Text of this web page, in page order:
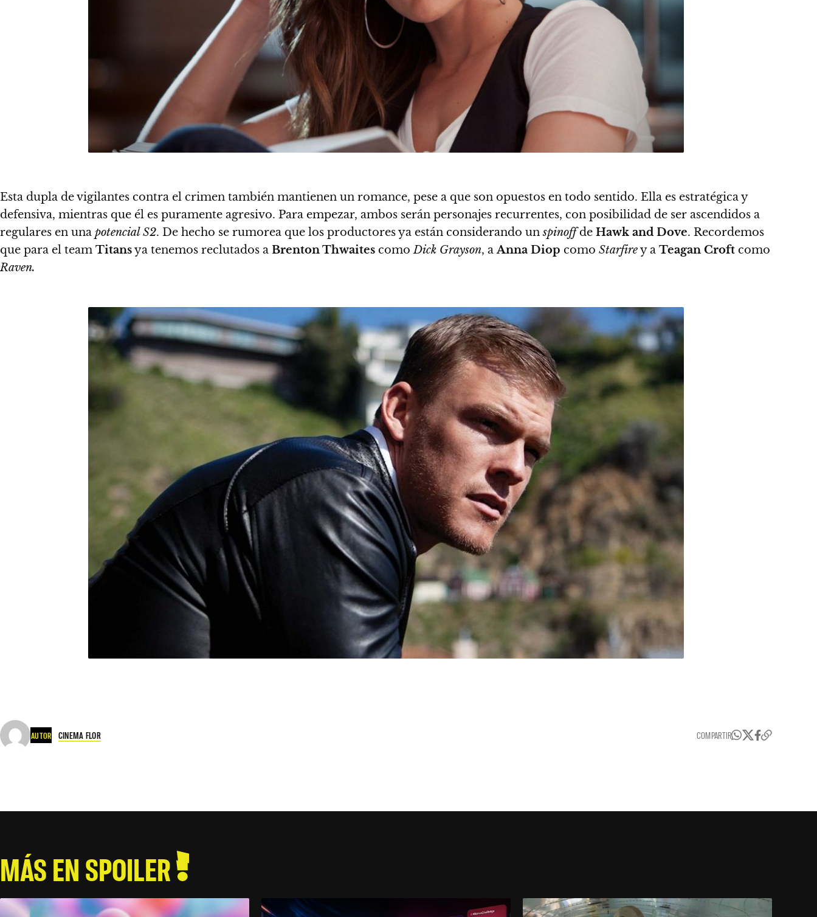
Esta dupla de vigilantes contra el crimen también mantienen un romance, pese a que son opuestos en todo sentido. Ella es estratégica y
defensiva, mientras que él es puramente agresivo. Para empezar, ambos serán personajes recurrentes, con posibilidad de ser ascendidos a
regulares en una potencial S2. De hecho se rumorea que los productores ya están considerando unspinoffde Hawk and Dove. Recordemos
que para el team Titansya tenemos reclutados a Brenton Thwaites comoDick Grayson, aAnna Diop como Starfirey a Teagan Croft como
Raven.
AUTOR CINEMA FLOR COMPARTIR
MÁS EN SPOILER